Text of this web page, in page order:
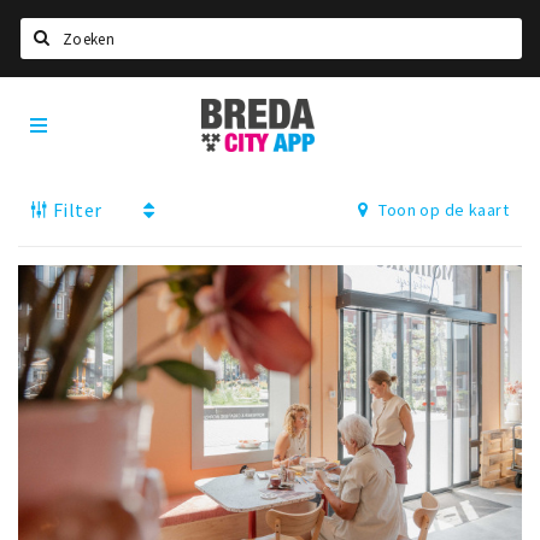
Home
Deals
Nieuws, interviews & blogs
Eten
Drinken
Recreatief
Winkels
Breda
City
App
Filter Toon op de kaart